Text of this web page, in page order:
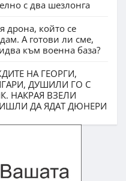
с два шезлонга
дрона, който се
А готови ли сме,
към военна база?
НА ГЕОРГИ,
ДУШИЛИ ГО С
НАКРАЯ ВЗЕЛИ
ДА ЯДАТ ДЮНЕРИ